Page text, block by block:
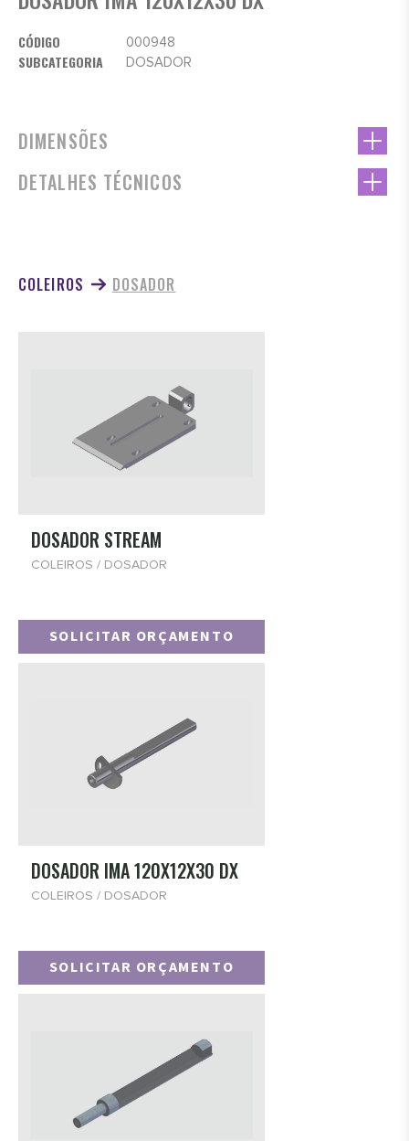
CÓDIGO 000948
SUBCATEGORIA DOSADOR
DIMENSÕES
DETALHES TÉCNICOS
COLEIROS DOSADOR
DOSADOR STREAM
COLEIROS / DOSADOR
SOLICITAR ORÇAMENTO
DOSADOR IMA 120X12X30 DX
COLEIROS / DOSADOR
SOLICITAR ORÇAMENTO